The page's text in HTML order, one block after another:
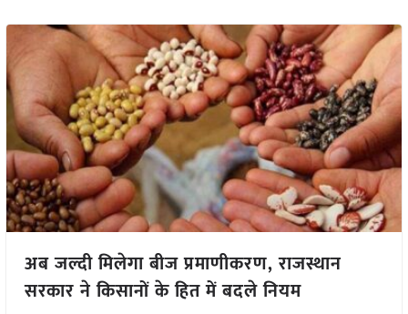
अब जल्दी मिलेगा बीज प्रमाणीकरण, राजस्थान
सरकार ने किसानों के हित में बदले नियम